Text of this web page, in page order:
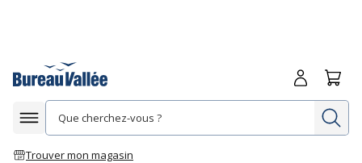
Afficher la navigation
Trouver mon magasin
Me